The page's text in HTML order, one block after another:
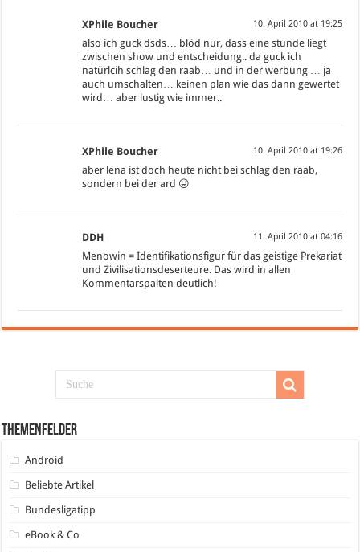
XPhile Boucher 10. April 2010 at 19:25
also ich guck dsds… blöd nur, dass eine stunde liegt
zwischen show und entscheidung.. da guck ich
natürlcih schlag den raab… und in der werbung … ja
auch umschalten… keinen plan wie das dann gewertet
wird… aber lustig wie immer..
XPhile Boucher 10. April 2010 at 19:26
aber lena ist doch heute nicht bei schlag den raab,
sondern bei der ard 😛
DDH 11. April 2010 at 04:16
Menowin = Identifikationsfigur für das geistige Prekariat
und Zivilisationsdeserteure. Das wird in allen
Kommentarspalten deutlich!
Themenfelder
Android
Beliebte Artikel
Bundesligatipp
eBook & Co